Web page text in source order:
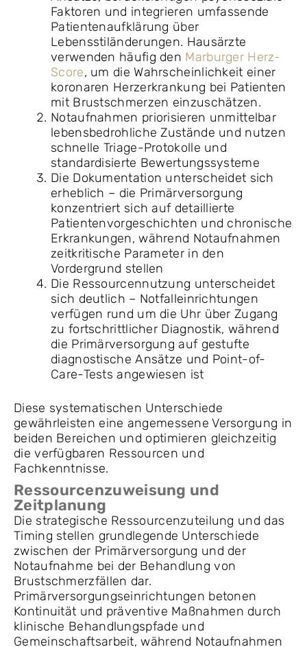
Faktoren und integrieren umfassende
Patientenaufklärung über
Lebensstiländerungen. Hausärzte
verwenden häufig den Marburger Herz-
Score, um die Wahrscheinlichkeit einer
koronaren Herzerkrankung bei Patienten
mit Brustschmerzen einzuschätzen.
Notaufnahmen priorisieren unmittelbar
lebensbedrohliche Zustände und nutzen
schnelle Triage-Protokolle und
standardisierte Bewertungssysteme
Die Dokumentation unterscheidet sich
erheblich – die Primärversorgung
konzentriert sich auf detaillierte
Patientenvorgeschichten und chronische
Erkrankungen, während Notaufnahmen
zeitkritische Parameter in den
Vordergrund stellen
Die Ressourcennutzung unterscheidet
sich deutlich – Notfalleinrichtungen
verfügen rund um die Uhr über Zugang
zu fortschrittlicher Diagnostik, während
die Primärversorgung auf gestufte
diagnostische Ansätze und Point-of-
Care-Tests angewiesen ist
Diese systematischen Unterschiede
gewährleisten eine angemessene Versorgung in
beiden Bereichen und optimieren gleichzeitig
die verfügbaren Ressourcen und
Fachkenntnisse.
Ressourcenzuweisung und
Zeitplanung
Die strategische Ressourcenzuteilung und das
Timing stellen grundlegende Unterschiede
zwischen der Primärversorgung und der
Notaufnahme bei der Behandlung von
Brustschmerzfällen dar.
Primärversorgungseinrichtungen betonen
Kontinuität und präventive Maßnahmen durch
klinische Behandlungspfade und
Gemeinschaftsarbeit, während Notaufnahmen